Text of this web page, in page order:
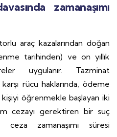
zamanaşımı
araç kazalarından doğan
tarihinden) ve on yıllık
uygulanır. Tazminat
rücu haklarında, ödeme
öğrenmekle başlayan iki
cezayı gerektiren bir suç
zamanaşımı süresi